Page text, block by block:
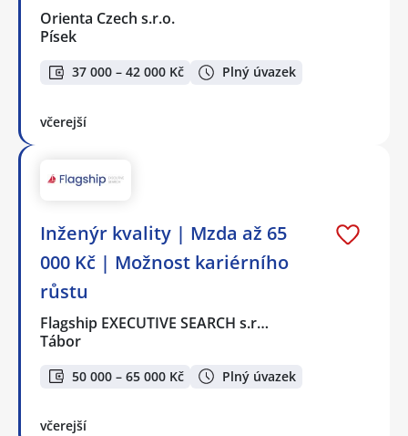
Orienta Czech s.r.o.
Písek
37 000 – 42 000 Kč Plný úvazek
včerejší
Inženýr kvality | Mzda až 65
000 Kč | Možnost kariérního
růstu
Flagship EXECUTIVE SEARCH s.r…
Tábor
50 000 – 65 000 Kč Plný úvazek
včerejší